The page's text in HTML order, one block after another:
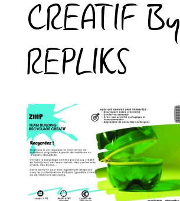
CREATIF By
REPLIKS